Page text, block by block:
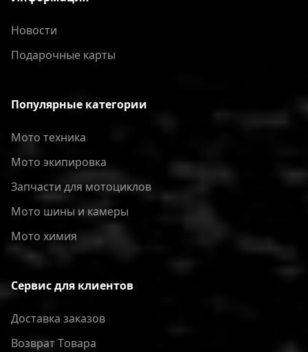
Новости
Подарочные карты
Популярные категории
Мото техника
Мото экипировка
Запчасти для мотоциклов
Мото шины и камеры
Мото химия
Сервис для клиентов
Доставка заказов
Bозврат Tовара